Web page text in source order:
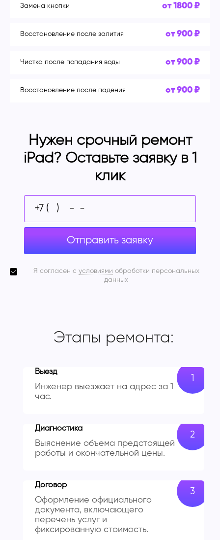
Замена кнопки от 1800 ₽
Восстановление после залития от 900 ₽
Чистка после попадания воды от 900 ₽
Восстановление после падения от 900 ₽
Нужен срочный ремонт
iPad? Оставьте заявку в 1
клик
Отправить заявку
Я согласен с условиями обработки персональных
данных
Этапы ремонта:
Выезд
Инженер выезжает на адрес за 1
час.
Диагностика
Выяснение объема предстоящей
работы и окончательной цены.
Договор
Оформление официального
документа, включающего
перечень услуг и
фиксированную стоимость.